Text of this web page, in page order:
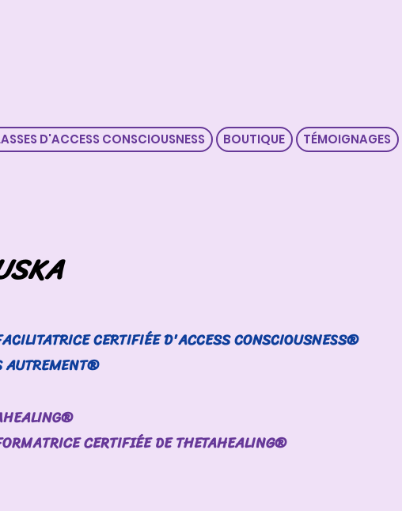
D'ACCESS CONSCIOUSNESS BOUTIQUE TÉMOIGNAGES
CERTIFIÉE D'ACCESS CONSCIOUSNESS®
AUTREMENT®
CERTIFIÉE DE THETAHEALING®